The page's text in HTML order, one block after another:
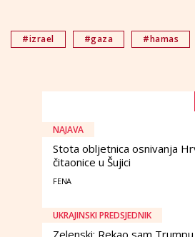
#izrael #gaza #hamas
NAJAVA
Stota obljetnica osnivanja
čitaonice u Šujici
FENA
UKRAJINSKI PREDSJEDNIK
Zelenski: Rekao sam